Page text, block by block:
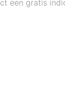
een gratis